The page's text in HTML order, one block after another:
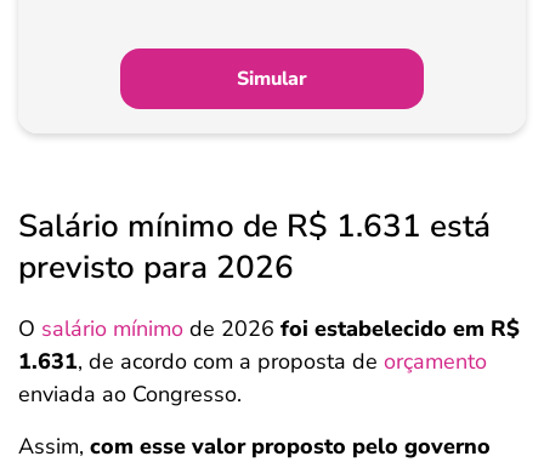
Simular
Salário mínimo de R$ 1.631 está
previsto para 2026
O salário mínimo de 2026 foi estabelecido em R$
1.631, de acordo com a proposta de orçamento
enviada ao Congresso.
Assim, com esse valor proposto pelo governo